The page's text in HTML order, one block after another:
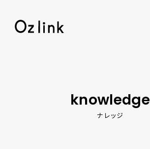
knowledge
ナレッジ